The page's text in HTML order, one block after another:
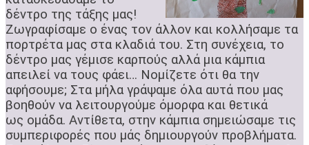
δέντρο της τάξης μας!
Ζωγραφίσαμε ο ένας τον άλλον και κολλήσαμε τα
πορτρέτα μας στα κλαδιά του. Στη συνέχεια, το
δέντρο μας γέμισε καρπούς αλλά μια κάμπια
απειλεί να τους φάει… Νομίζετε ότι θα την
αφήσουμε; Στα μήλα γράψαμε όλα αυτά που μας
βοηθούν να λειτουργούμε όμορφα και θετικά
ως ομάδα. Αντίθετα, στην κάμπια σημειώσαμε τις
συμπεριφορές που μάς δημιουργούν προβλήματα.